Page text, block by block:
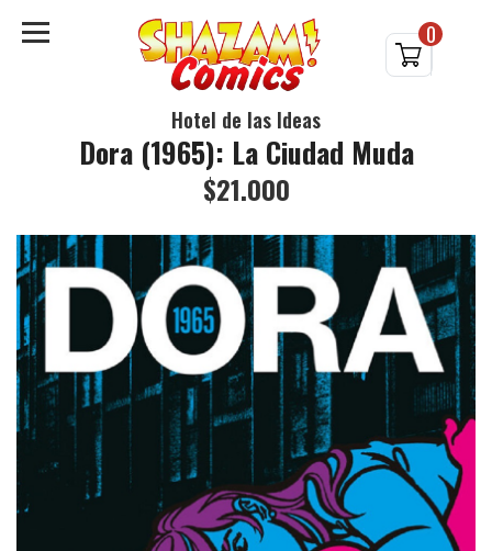
0
Hotel de las Ideas
Dora (1965): La Ciudad Muda
$21.000